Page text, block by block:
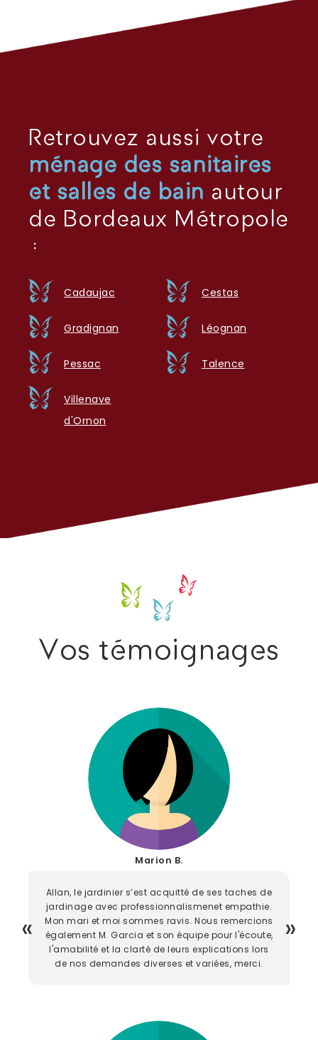
Retrouvez aussi votre
ménage des sanitaires
et salles de bain autour
de Bordeaux Métropole
:
Cadaujac Cestas
Gradignan Léognan
Pessac Talence
Villenave
d'Ornon
Vos témoignages
Marion B.
Allan, le jardinier s’est acquitté de ses taches de
jardinage avec professionnalismenet empathie.
Mon mari et moi sommes ravis. Nous remercions
également M. Garcia et son équipe pour l'écoute,
l'amabilité et la clarté de leurs explications lors
de nos demandes diverses et variées, merci.